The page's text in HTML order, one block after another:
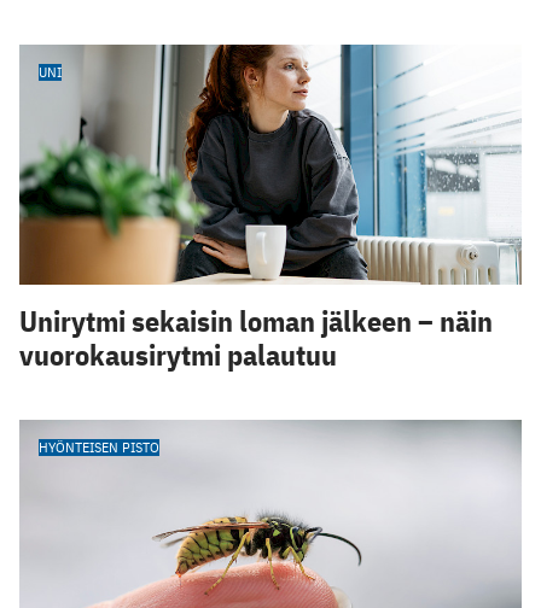
UNI
Unirytmi sekaisin loman jälkeen – näin
vuorokausirytmi palautuu
HYÖNTEISEN PISTO